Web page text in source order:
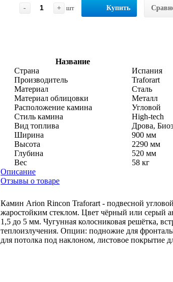
-
+ шт Купить
Название
Страна
Испания
Производитель
Traforart
Материал
Сталь
Материал облицовки
Металл
Расположение камина
Угловой
Стиль камина
High-tech
Вид топлива
Дрова,
Ширина
900 мм
Высота
2290 мм
Глубина
520 мм
Вес
58 кг
Описание
Отзывы о товаре
Камин Arion Rincon Traforart - подвесной
жаростойким стеклом. Цвет чёрный или серый
1,5 до 5 мм. Чугунная колосниковая решётка,
теплоизлучения. Опции: подножие для
для потолка под наклоном, листовое покрытие